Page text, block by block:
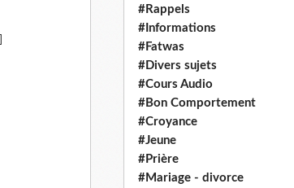
#Rappels
#Informations
#Fatwas
#Divers sujets
#Cours Audio
#Bon Comportement
#Croyance
#Jeune
#Prière
#Mariage - divorce